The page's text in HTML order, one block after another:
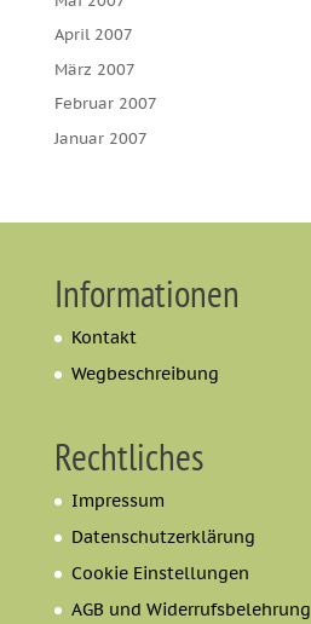
April 2007
März 2007
Februar 2007
Januar 2007
Informationen
Kontakt
Wegbeschreibung
Rechtliches
Impressum
Datenschutzerklärung
Cookie Einstellungen
AGB und Widerrufsbelehrung